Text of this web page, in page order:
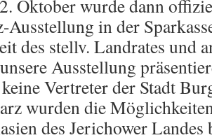
Oktober wurde dann
Ausstellung in der
des stellv. Landrates und
Ausstellung
Vertreter der Stadt
wurden die
des Jerichower Landes